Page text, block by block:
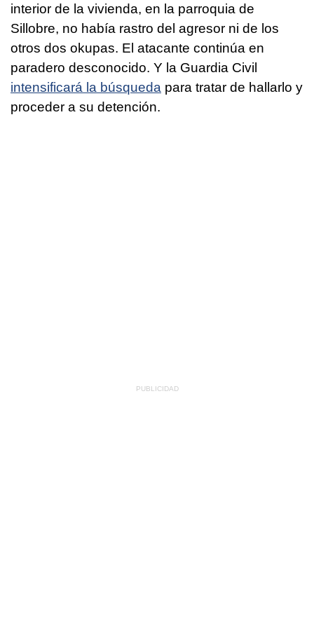
interior de la vivienda, en la parroquia de
Sillobre, no había rastro del agresor ni de los
otros dos okupas. El atacante continúa en
paradero desconocido. Y la Guardia Civil
intensificará la búsqueda para tratar de hallarlo y
proceder a su detención.